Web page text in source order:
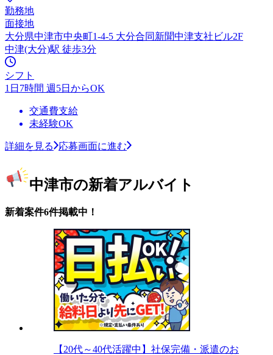
勤務地
面接地
大分県中津市中央町1-4-5 大分合同新聞中津支社ビル2F
中津(大分)駅 徒歩3分
シフト
1日7時間 週5日からOK
交通費支給
未経験OK
詳細を見る 応募画面に進む
中津市の新着アルバイト
新着案件6件掲載中！
【20代～40代活躍中】社保完備・派遣のお